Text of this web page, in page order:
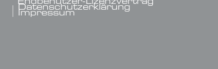
Endbenutzer-Lizenzvertrag
Datenschutzerklärung
Impressum